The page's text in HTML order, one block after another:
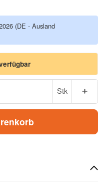
(DE - Ausland
Stk